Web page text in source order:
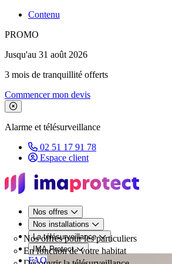
Contenu
PROMO
Jusqu'au 31 août 2026
3 mois de tranquillité offerts
Commencer mon devis
Fermer le bandeau de promotion
Alarme et télésurveillance
02 51 17 91 78
Espace client
Nos offres
Nos offres pour les particuliers
Nos installations
En fonction de votre habitat
La télésurveillance
IMA Protect
FAQ